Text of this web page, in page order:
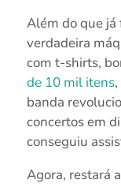
Além do que já
verdadeira
com t-shirts,
de 10 mil itens
banda
concertos em
conseguiu
Agora, restará